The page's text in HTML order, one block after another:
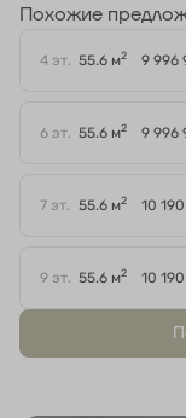
Похожие
4 эт. 55.6 м2 9 996
6 эт. 55.6 м2 9 996
7 эт. 55.6 м2 10
9 эт. 55.6 м2 10